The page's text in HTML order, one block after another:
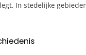
In stedelijke